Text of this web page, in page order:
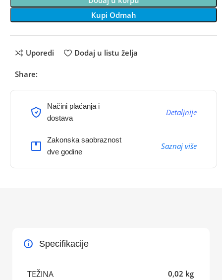
Kupi Odmah
Uporedi Dodaj u listu želja
Share:
Načini plaćanja i
dostava
Detaljnije
Zakonska saobraznost
dve godine
Saznaj više
Specifikacije
TEŽINA 0,02 kg